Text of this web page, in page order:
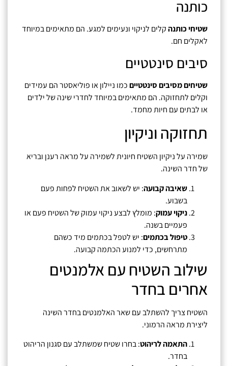
כותנה
שטיחי כותנהקלים לניקוי ונעימים למגע. הם מתאימים במיוחד
לאקלים חם.
סיבים סינטטיים
שטיחים מסיבים סינטטייםכמו ניילון או פוליאסטר הם עמידים
וקלים לתחזוקה. הם מתאימים במיוחד לחדרי שינה של ילדים
או לבתים עם חיות מחמד.
תחזוקה וניקיון
שמירה על ניקיון השטיח חיונית לשמירה על מראה רענן ובריא
של חדר השינה.
שאיבה קבועה: יש לשאוב את השטיח לפחות פעם
בשבוע.
ניקוי עמוק: מומלץ לבצע ניקוי עמוק של השטיח פעם או
פעמיים בשנה.
טיפול בכתמים: יש לטפל בכתמים מיד כשהם
מתרחשים, כדי למנוע הכתמה קבועה.
שילוב השטיח עם אלמנטים
אחרים בחדר
השטיח צריך להשתלב עם שאר האלמנטים בחדר השינה
ליצירת מראה הרמוני.
התאמה לריהוט: בחרו שטיח שמשתלב עם סגנון הריהוט
בחדר.